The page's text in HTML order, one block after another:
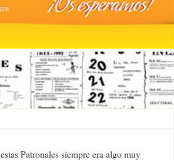
Patronales siempre era algo muy